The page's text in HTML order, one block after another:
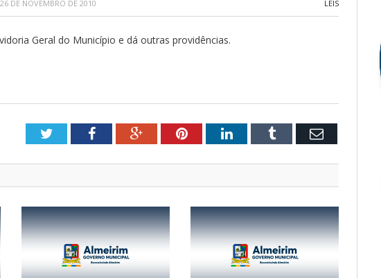
26 DE NOVEMBRO DE 2010 LEIS
Geral do Município e dá outras providências.
TwitterFacebookGoogle+PinterestLinkedInTumblr Email